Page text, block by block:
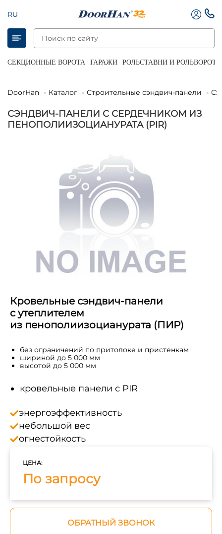
RU
СЕКЦИОННЫЕ ВОРОТА ГАРАЖИ РОЛЬСТАВНИ И РОЛЬВОРОТА
DoorHan Каталог Строительные сэндвич-панели
СЭНДВИЧ-ПАНЕЛИ С СЕРДЕЧНИКОМ ИЗ
ПЕНОПОЛИИЗОЦИАНУРАТА (PIR)
Кровельные сэндвич-панели
с утеплителем
из пенополиизоцианурата (ПИР)
без ограничений по притолоке и пристенкам
шириной до 5 000 мм
высотой до 5 000 мм
кровельные панели с PIR
энергоэффективность
небольшой вес
огнестойкость
ЦЕНА:
По запросу
ОБРАТНЫЙ ЗВОНОК